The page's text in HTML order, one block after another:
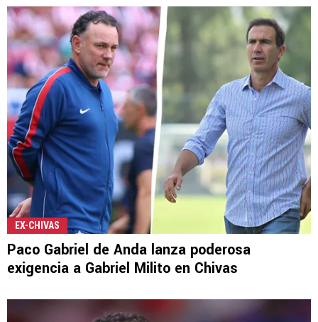
EX-CHIVAS
Paco Gabriel de Anda lanza poderosa
exigencia a Gabriel Milito en Chivas